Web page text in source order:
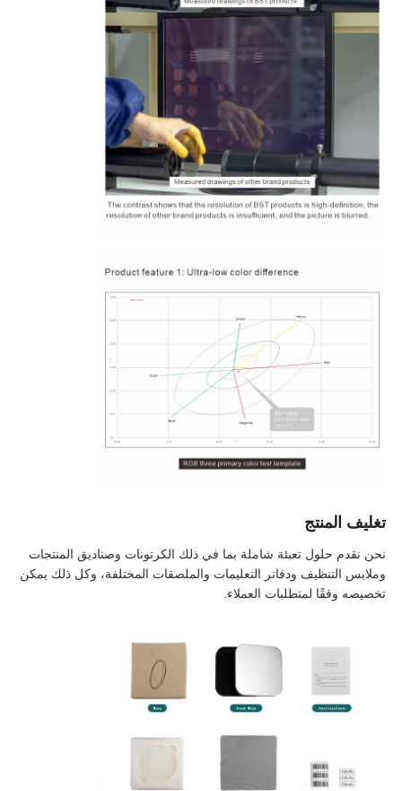
تغليف المنتج
نحن نقدم حلول تعبئة شاملة بما في ذلك الكرتونات وصناديق المنتجات
وملابس التنظيف ودفاتر التعليمات والملصقات المختلفة، وكل ذلك يمكن
تخصيصه وفقًا لمتطلبات العملاء.